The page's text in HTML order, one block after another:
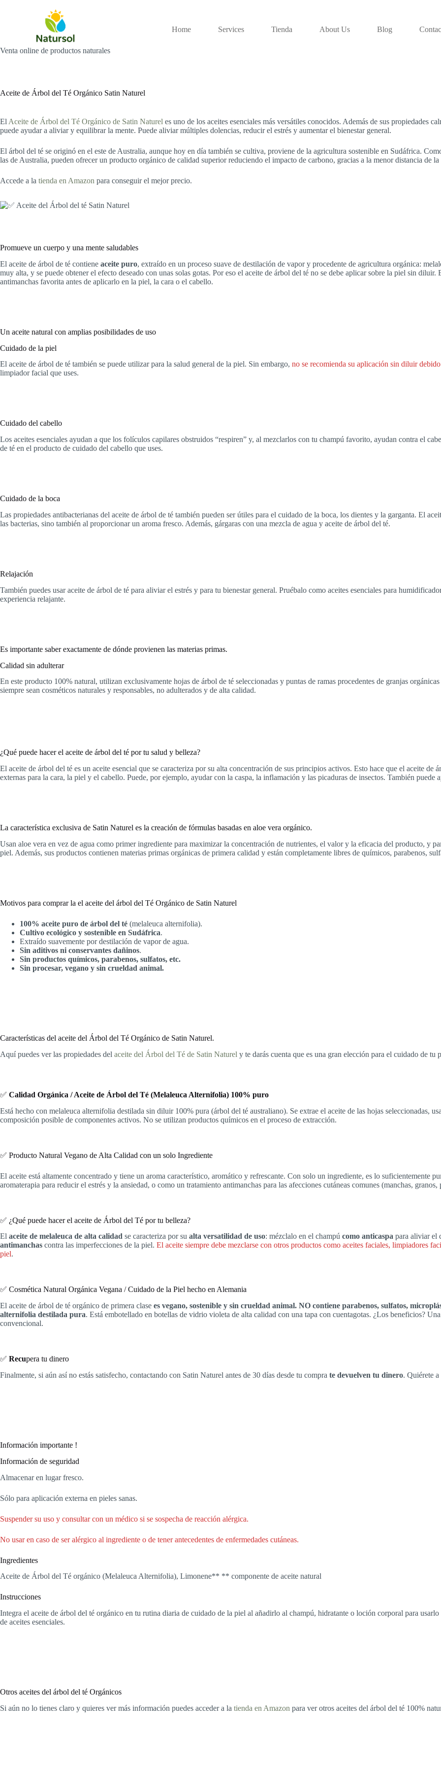
Venta online de productos naturales
Home Services Tienda About Us Blog
Aceite de Árbol del Té Orgánico Satin Naturel
El Aceite de Árbol del Té Orgánico de Satin Naturel es uno de los aceites esenciales más versátiles conocidos. Además de sus propiedades
puede ayudar a aliviar y equilibrar la mente. Puede aliviar múltiples dolencias, reducir el estrés y aumentar el bienestar general.
El árbol del té se originó en el este de Australia, aunque hoy en día también se cultiva, proviene de la agricultura sostenible en Sudáfrica.
las de Australia, pueden ofrecer un producto orgánico de calidad superior reduciendo el impacto de carbono, gracias a la menor distancia de
Accede a la tienda en Amazon para conseguir el mejor precio.
Promueve un cuerpo y una mente saludables
El aceite de árbol de té contiene aceite puro, extraído en un proceso suave de destilación de vapor y procedente de agricultura orgánica:
muy alta, y se puede obtener el efecto deseado con unas solas gotas. Por eso el aceite de árbol del té no se debe aplicar sobre la piel sin
antimanchas favorita antes de aplicarlo en la piel, la cara o el cabello.
Un aceite natural con amplias posibilidades de uso
Cuidado de la piel
El aceite de árbol de té también se puede utilizar para la salud general de la piel. Sin embargo, no se recomienda su aplicación sin diluir
limpiador facial que uses.
Cuidado del cabello
Los aceites esenciales ayudan a que los folículos capilares obstruidos “respiren” y, al mezclarlos con tu champú favorito, ayudan contra el
de té en el producto de cuidado del cabello que uses.
Cuidado de la boca
Las propiedades antibacterianas del aceite de árbol de té también pueden ser útiles para el cuidado de la boca, los dientes y la garganta. El
las bacterias, sino también al proporcionar un aroma fresco. Además, gárgaras con una mezcla de agua y aceite de árbol del té.
Relajación
También puedes usar aceite de árbol de té para aliviar el estrés y para tu bienestar general. Pruébalo como aceites esenciales para
experiencia relajante.
Es importante saber exactamente de dónde provienen las materias primas.
Calidad sin adulterar
En este producto 100% natural, utilizan exclusivamente hojas de árbol de té seleccionadas y puntas de ramas procedentes de granjas
siempre sean cosméticos naturales y responsables, no adulterados y de alta calidad.
¿Qué puede hacer el aceite de árbol del té por tu salud y belleza?
El aceite de árbol del té es un aceite esencial que se caracteriza por su alta concentración de sus principios activos. Esto hace que el aceite de
externas para la cara, la piel y el cabello. Puede, por ejemplo, ayudar con la caspa, la inflamación y las picaduras de insectos. También puede
La característica exclusiva de Satin Naturel es la creación de fórmulas basadas en aloe vera orgánico.
Usan aloe vera en vez de agua como primer ingrediente para maximizar la concentración de nutrientes, el valor y la eficacia del producto, y
piel. Además, sus productos contienen materias primas orgánicas de primera calidad y están completamente libres de químicos, parabenos,
Motivos para comprar la el aceite del árbol del Té Orgánico de Satin Naturel
100% aceite puro de árbol del té (melaleuca alternifolia).
Cultivo ecológico y sostenible en Sudáfrica.
Extraído suavemente por destilación de vapor de agua.
Sin aditivos ni conservantes dañinos.
Sin productos químicos, parabenos, sulfatos, etc.
Sin procesar, vegano y sin crueldad animal.
Características del aceite del Árbol del Té Orgánico de Satin Naturel.
Aquí puedes ver las propiedades del aceite del Árbol del Té de Satin Naturel y te darás cuenta que es una gran elección para el cuidado de tu
✅ Calidad Orgánica / Aceite de Árbol del Té (Melaleuca Alternifolia) 100% puro
Está hecho con melaleuca alternifolia destilada sin diluir 100% pura (árbol del té australiano). Se extrae el aceite de las hojas seleccionadas,
composición posible de componentes activos. No se utilizan productos químicos en el proceso de extracción.
✅ Producto Natural Vegano de Alta Calidad con un solo Ingrediente
El aceite está altamente concentrado y tiene un aroma característico, aromático y refrescante. Con solo un ingrediente, es lo suficientemente
aromaterapia para reducir el estrés y la ansiedad, o como un tratamiento antimanchas para las afecciones cutáneas comunes (manchas, granos,
✅ ¿Qué puede hacer el aceite de Árbol del Té por tu belleza?
El aceite de melaleuca de alta calidad se caracteriza por su alta versatilidad de uso: mézclalo en el champú como anticaspa para aliviar el
antimanchas contra las imperfecciones de la piel. El aceite siempre debe mezclarse con otros productos como aceites faciales, limpiadores
piel.
✅ Cosmética Natural Orgánica Vegana / Cuidado de la Piel hecho en Alemania
El aceite de árbol de té orgánico de primera clase es vegano, sostenible y sin crueldad animal. NO contiene parabenos, sulfatos,
alternifolia destilada pura. Está embotellado en botellas de vidrio violeta de alta calidad con una tapa con cuentagotas. ¿Los beneficios?
convencional.
✅ Recupera tu dinero
Finalmente, si aún así no estás satisfecho, contactando con Satin Naturel antes de 30 días desde tu compra te devuelven tu dinero. Quiérete
Información importante !
Información de seguridad
Almacenar en lugar fresco.
Sólo para aplicación externa en pieles sanas.
Suspender su uso y consultar con un médico si se sospecha de reacción alérgica.
No usar en caso de ser alérgico al ingrediente o de tener antecedentes de enfermedades cutáneas.
Ingredientes
Aceite de Árbol del Té orgánico (Melaleuca Alternifolia), Limonene** ** componente de aceite natural
Instrucciones
Integra el aceite de árbol del té orgánico en tu rutina diaria de cuidado de la piel al añadirlo al champú, hidratante o loción corporal para
de aceites esenciales.
Otros aceites del árbol del té Orgánicos
Si aún no lo tienes claro y quieres ver más información puedes acceder a la tienda en Amazon para ver otros aceites del árbol del té 100%